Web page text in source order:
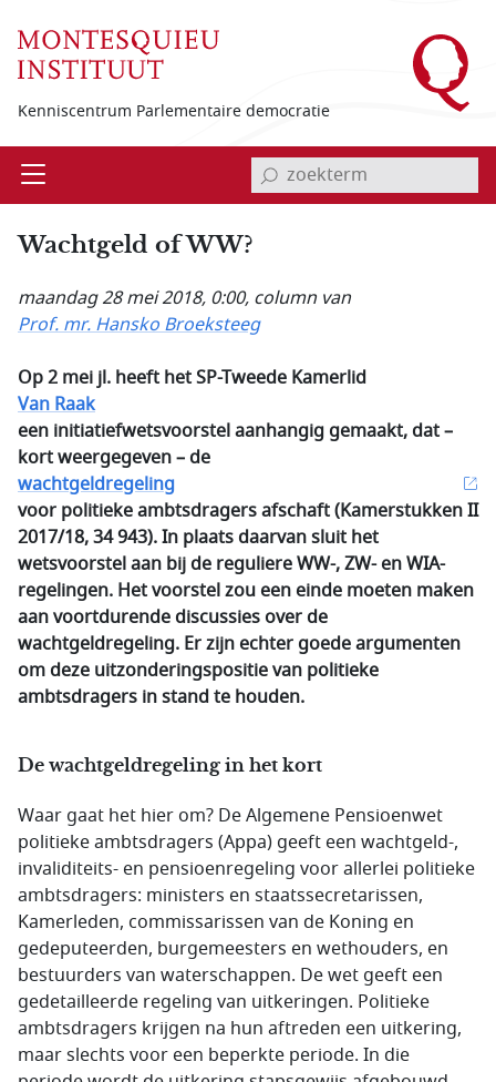
Kenniscentrum Parlementaire democratie
Open invoerveld zoekterm
Wachtgeld of WW?
maandag 28 mei 2018, 0:00, column van
Prof. mr. Hansko Broeksteeg
Op 2 mei jl. heeft het SP-Tweede Kamerlid
Van Raak
een initiatiefwetsvoorstel aanhangig gemaakt, dat –
kort weergegeven – de
wachtgeldregeling
voor politieke ambtsdragers afschaft (Kamerstukken II
2017/18, 34 943). In plaats daarvan sluit het
wetsvoorstel aan bij de reguliere WW-, ZW- en WIA-
regelingen. Het voorstel zou een einde moeten maken
aan voortdurende discussies over de
wachtgeldregeling. Er zijn echter goede argumenten
om deze uitzonderingspositie van politieke
ambtsdragers in stand te houden.
De wachtgeldregeling in het kort
Waar gaat het hier om? De Algemene Pensioenwet
politieke ambtsdragers (Appa) geeft een wachtgeld-,
invaliditeits- en pensioenregeling voor allerlei politieke
ambtsdragers: ministers en staatssecretarissen,
Kamerleden, commissarissen van de Koning en
gedeputeerden, burgemeesters en wethouders, en
bestuurders van waterschappen. De wet geeft een
gedetailleerde regeling van uitkeringen. Politieke
ambtsdragers krijgen na hun aftreden een uitkering,
maar slechts voor een beperkte periode. In die